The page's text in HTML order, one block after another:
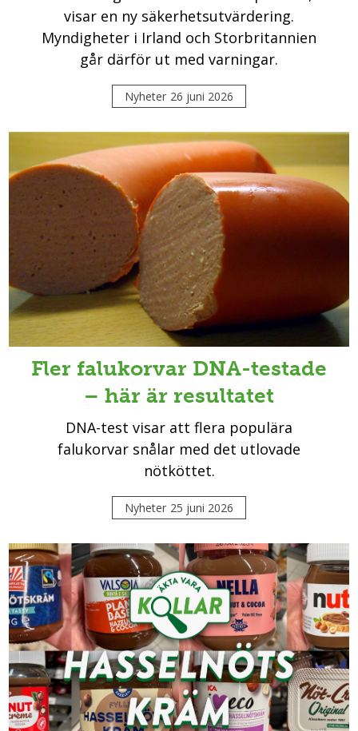
visar en ny säkerhetsutvärdering.
Myndigheter i Irland och Storbritannien
går därför ut med varningar.
Nyheter 26 juni 2026
Fler falukorvar DNA-testade
– här är resultatet
DNA-test visar att flera populära
falukorvar snålar med det utlovade
nötköttet.
Nyheter 25 juni 2026